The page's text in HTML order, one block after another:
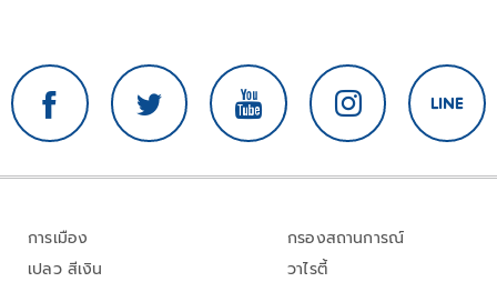
การเมือง
เปลว สีเงิน
กรองสถานการณ์
วาไรตี้